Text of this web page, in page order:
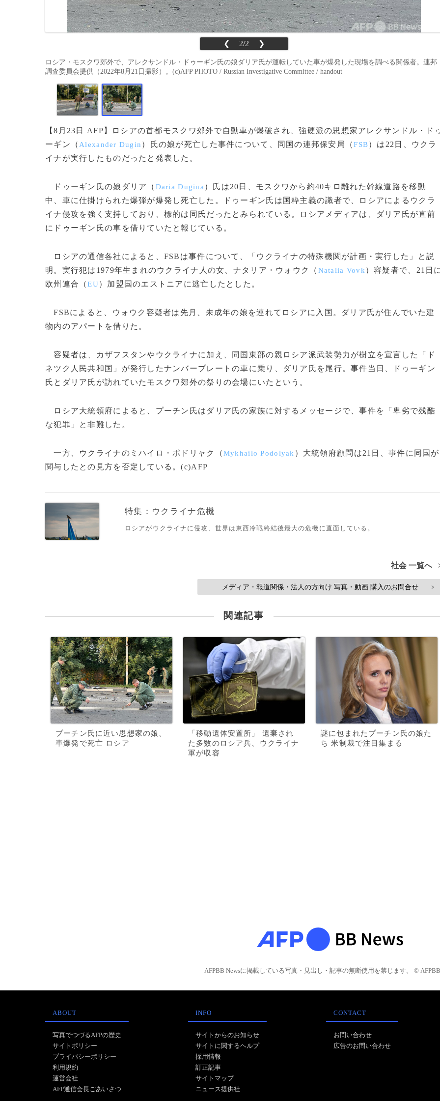
❮ 2/2 ❯
ロシア・モスクワ郊外で、アレクサンドル・ドゥーギン氏の娘ダリア氏が運転していた車が爆発した現場を調べる関係者。連邦
調査委員会提供（2022年8月21日撮影）。(c)AFP PHOTO / Russian Investigative Committee / handout
【8月23日 AFP】ロシアの首都モスクワ郊外で自動車が爆破され、強硬派の思想家アレクサンドル・ド
ーギン（ Alexander Dugin ）氏の娘が死亡した事件について、同国の連邦保安局（FSB）は22日、ウクラ
イナが実行したものだったと発表した。
ドゥーギン氏の娘ダリア（ Daria Dugina ）氏は20日、モスクワから約40キロ離れた幹線道路を移動
中、車に仕掛けられた爆弾が爆発し死亡した。ドゥーギン氏は国粋主義の識者で、ロシアによるウクラ
イナ侵攻を強く支持しており、標的は同氏だったとみられている。ロシアメディアは、ダリア氏が直前
にドゥーギン氏の車を借りていたと報じている。
ロシアの通信各社によると、FSBは事件について、「ウクライナの特殊機関が計画・実行した」と説
明。実行犯は1979年生まれのウクライナ人の女、ナタリア・ウォウク（ Natalia Vovk ）容疑者で、21日
欧州連合（EU）加盟国のエストニアに逃亡したとした。
FSBによると、ウォウク容疑者は先月、未成年の娘を連れてロシアに入国。ダリア氏が住んでいた建
物内のアパートを借りた。
容疑者は、カザフスタンやウクライナに加え、同国東部の親ロシア派武装勢力が樹立を宣言した「ド
ネツク人民共和国」が発行したナンバープレートの車に乗り、ダリア氏を尾行。事件当日、ドゥーギン
氏とダリア氏が訪れていたモスクワ郊外の祭りの会場にいたという。
ロシア大統領府によると、プーチン氏はダリア氏の家族に対するメッセージで、事件を「卑劣で残酷
な犯罪」と非難した。
一方、ウクライナのミハイロ・ポドリャク（Mykhailo Podolyak ）大統領府顧問は21日、事件に同国が
関与したとの見方を否定している。(c)AFP
特集：ウクライナ危機
ロシアがウクライナに侵攻、世界は東西冷戦終結後最大の危機に直面している。
社会 一覧へ
メディア・報道関係・法人の方向け 写真・動画 購入のお問合せ >
関連記事
プーチン氏に近い思想家の娘、
車爆発で死亡 ロシア
「移動遺体安置所」 遺棄され
た多数のロシア兵、ウクライナ
軍が収容
謎に包まれたプーチン氏の娘た
ち 米制裁で注目集まる
AFPBB Newsに掲載している写真・見出し・記事の無断使用を禁じます。 © AFPBB
ABOUT
写真でつづるAFPの歴史
サイトポリシー
プライバシーポリシー
利用規約
運営会社
AFP通信会長ごあいさつ
INFO
サイトからのお知らせ
サイトに関するヘルプ
採用情報
訂正記事
サイトマップ
ニュース提供社
CONTACT
お問い合わせ
広告のお問い合わせ